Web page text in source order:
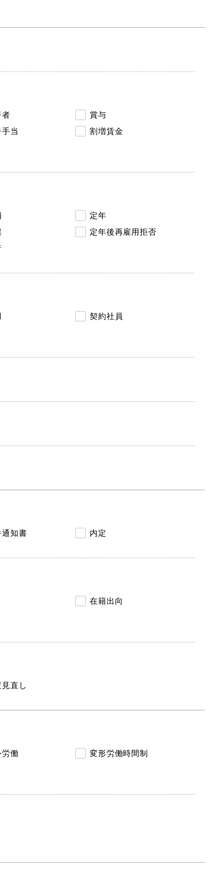
者
賞与
当
割増賃金
定年
定年後再雇用拒否
契約社員
通知書 内定
在籍出向
直し
働 変形労働時間制